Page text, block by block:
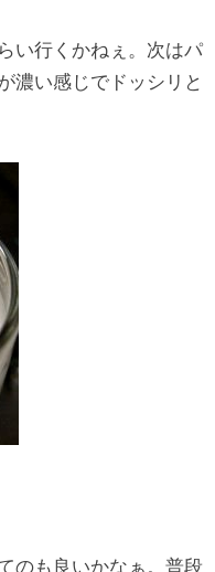
い行くかねぇ。次はパ
濃い感じでドッシリと
のも良いかなぁ。普段